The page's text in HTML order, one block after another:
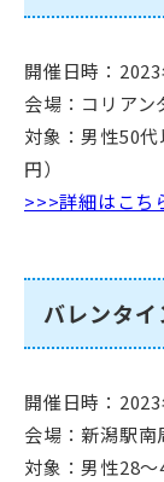
開催日時：
会場：コリア
対象：男性50
円）
>>>詳細はこち
バレンタ
開催日時：
会場：新潟駅南
対象：男性28